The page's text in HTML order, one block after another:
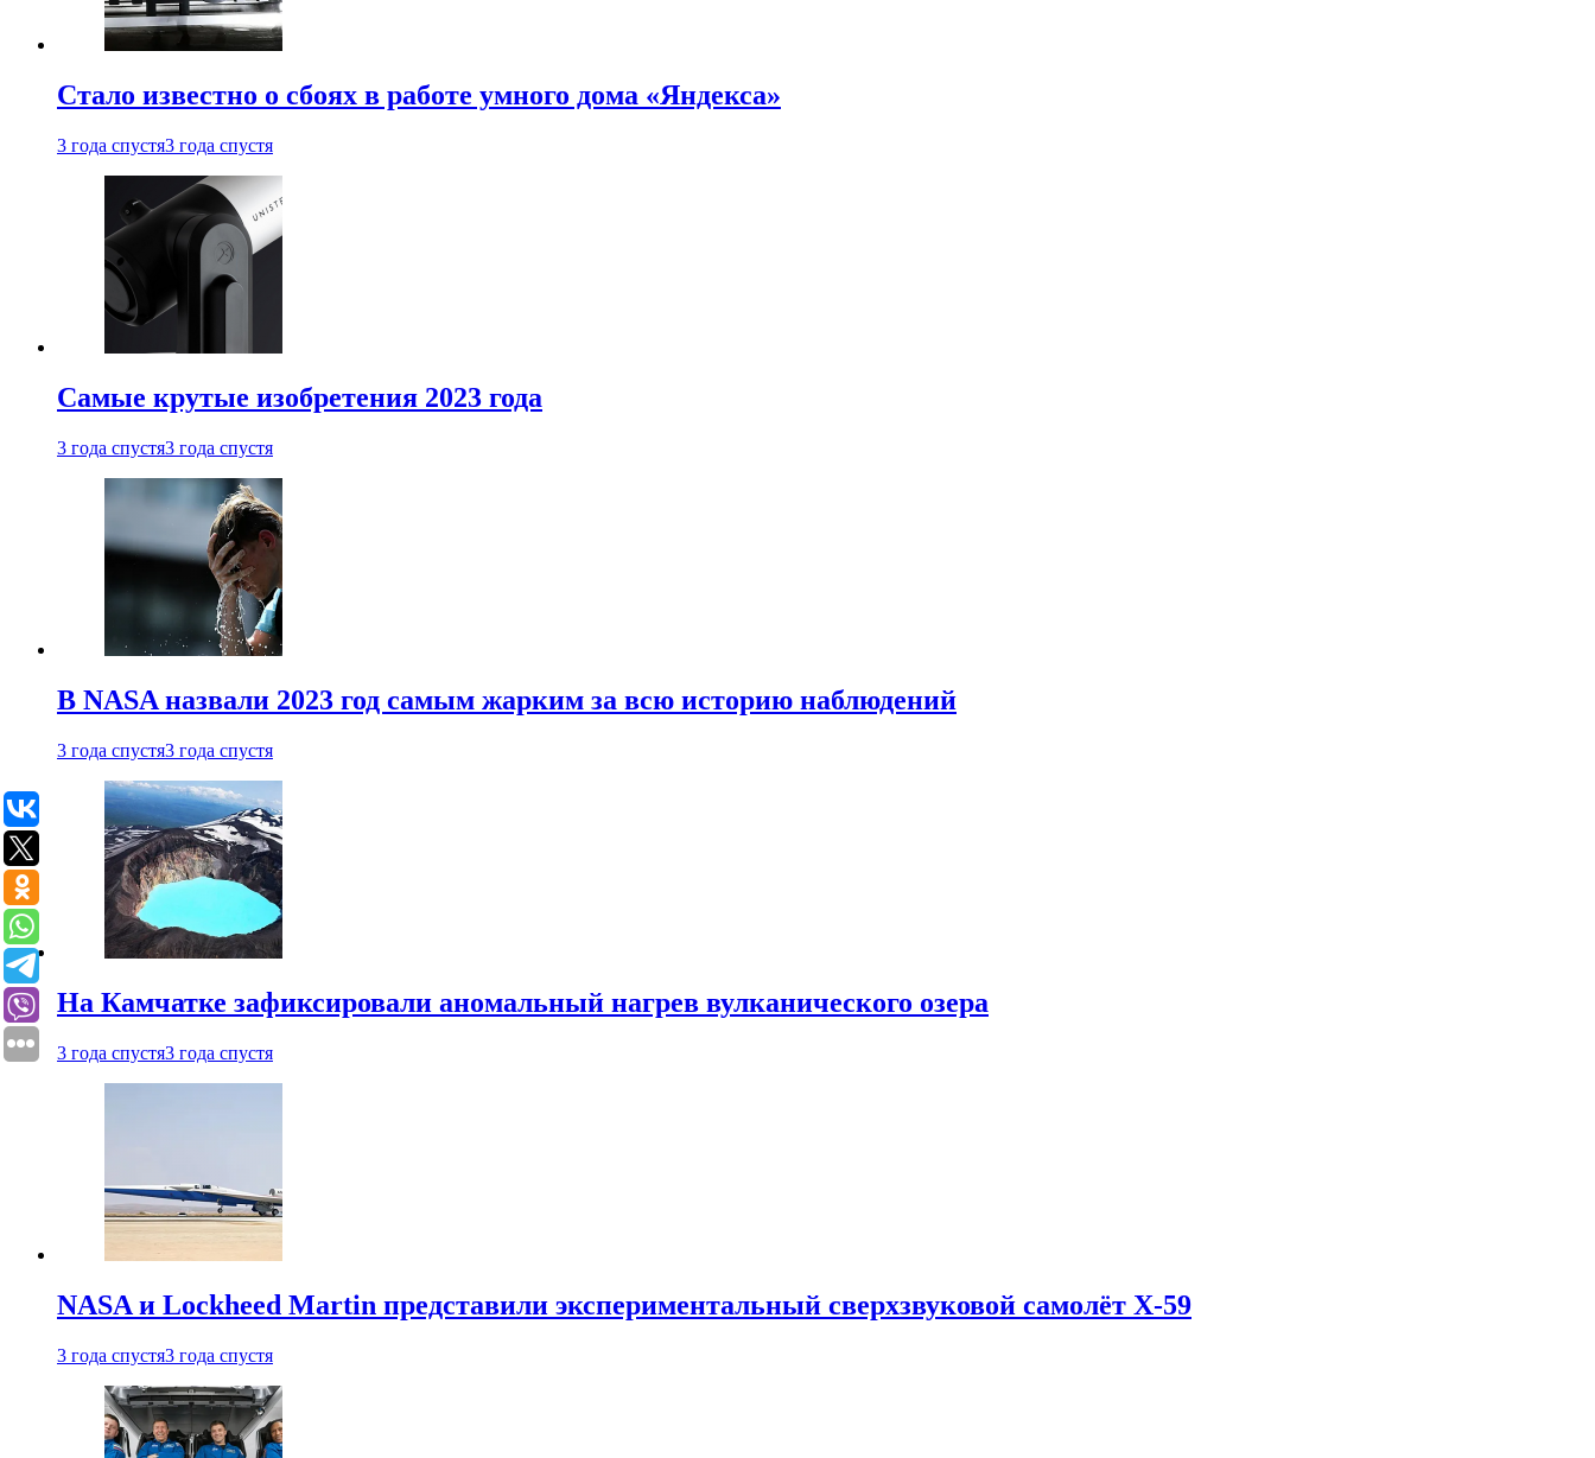
Стало известно о сбоях в работе умного дома «Яндекса»
3 года спустя3 года спустя
Самые крутые изобретения 2023 года
3 года спустя3 года спустя
В NASA назвали 2023 год самым жарким за всю историю наблюдений
3 года спустя3 года спустя
На Камчатке зафиксировали аномальный нагрев вулканического озера
3 года спустя3 года спустя
NASA и Lockheed Martin представили экспериментальный сверхзвуковой самолёт X-59
3 года спустя3 года спустя